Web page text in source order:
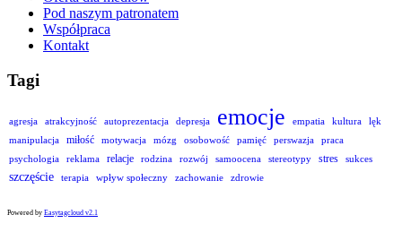
Pod naszym patronatem
Współpraca
Kontakt
Tagi
agresja atrakcyjność autoprezentacja depresja emocje empatia kultura
lęk
manipulacja
miłość motywacja mózg osobowość pamięć perswazja
praca
psychologia
reklama relacje rodzina rozwój samoocena stereotypy stres sukces
szczęście terapia wpływ społeczny zachowanie zdrowie
Powered by Easytagcloud v2.1